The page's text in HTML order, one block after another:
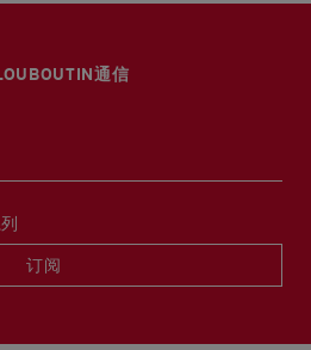
通信
订阅